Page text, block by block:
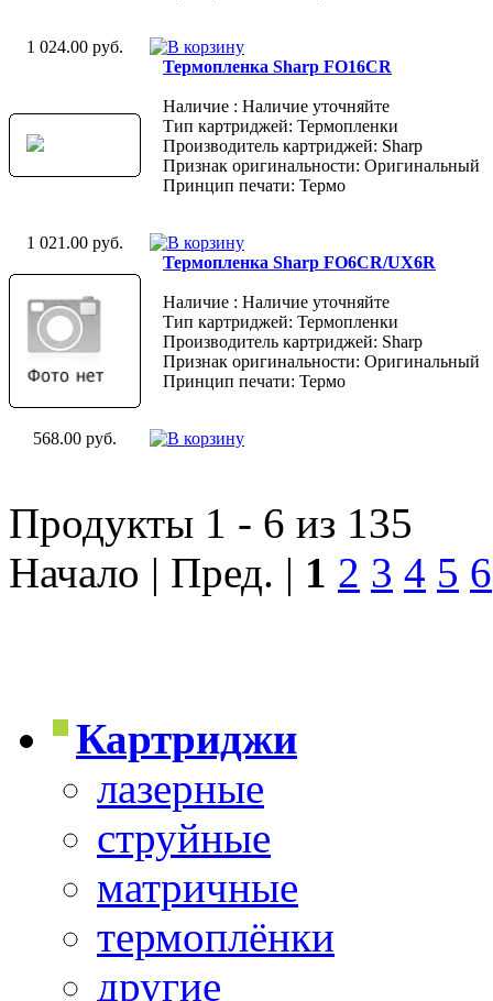
1 024.00 руб.
Термопленка Sharp FO16CR
Наличие : Наличие уточняйте
Тип картриджей: Термопленки
Производитель картриджей: Sharp
Признак оригинальности: Оригинальный
Принцип печати: Термо
1 021.00 руб.
Термопленка Sharp FO6CR/UX6R
Наличие : Наличие уточняйте
Тип картриджей: Термопленки
Производитель картриджей: Sharp
Признак оригинальности: Оригинальный
Принцип печати: Термо
568.00 руб.
Продукты 1 - 6 из 135
Начало | Пред. | 1 2 3 4 5 6
Картриджи
лазерные
струйные
матричные
термоплёнки
другие